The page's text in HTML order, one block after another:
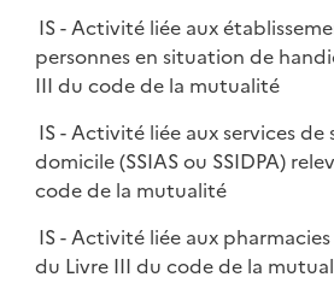
IS - Activité liée aux
personnes en situation de
III du code de la mutualité
IS - Activité liée aux services de
domicile (SSIAS ou SSIDPA)
code de la mutualité
IS - Activité liée aux
du Livre III du code de la